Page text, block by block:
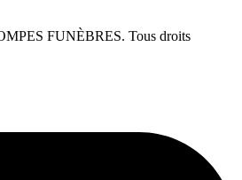
FUNÈBRES. Tous droits